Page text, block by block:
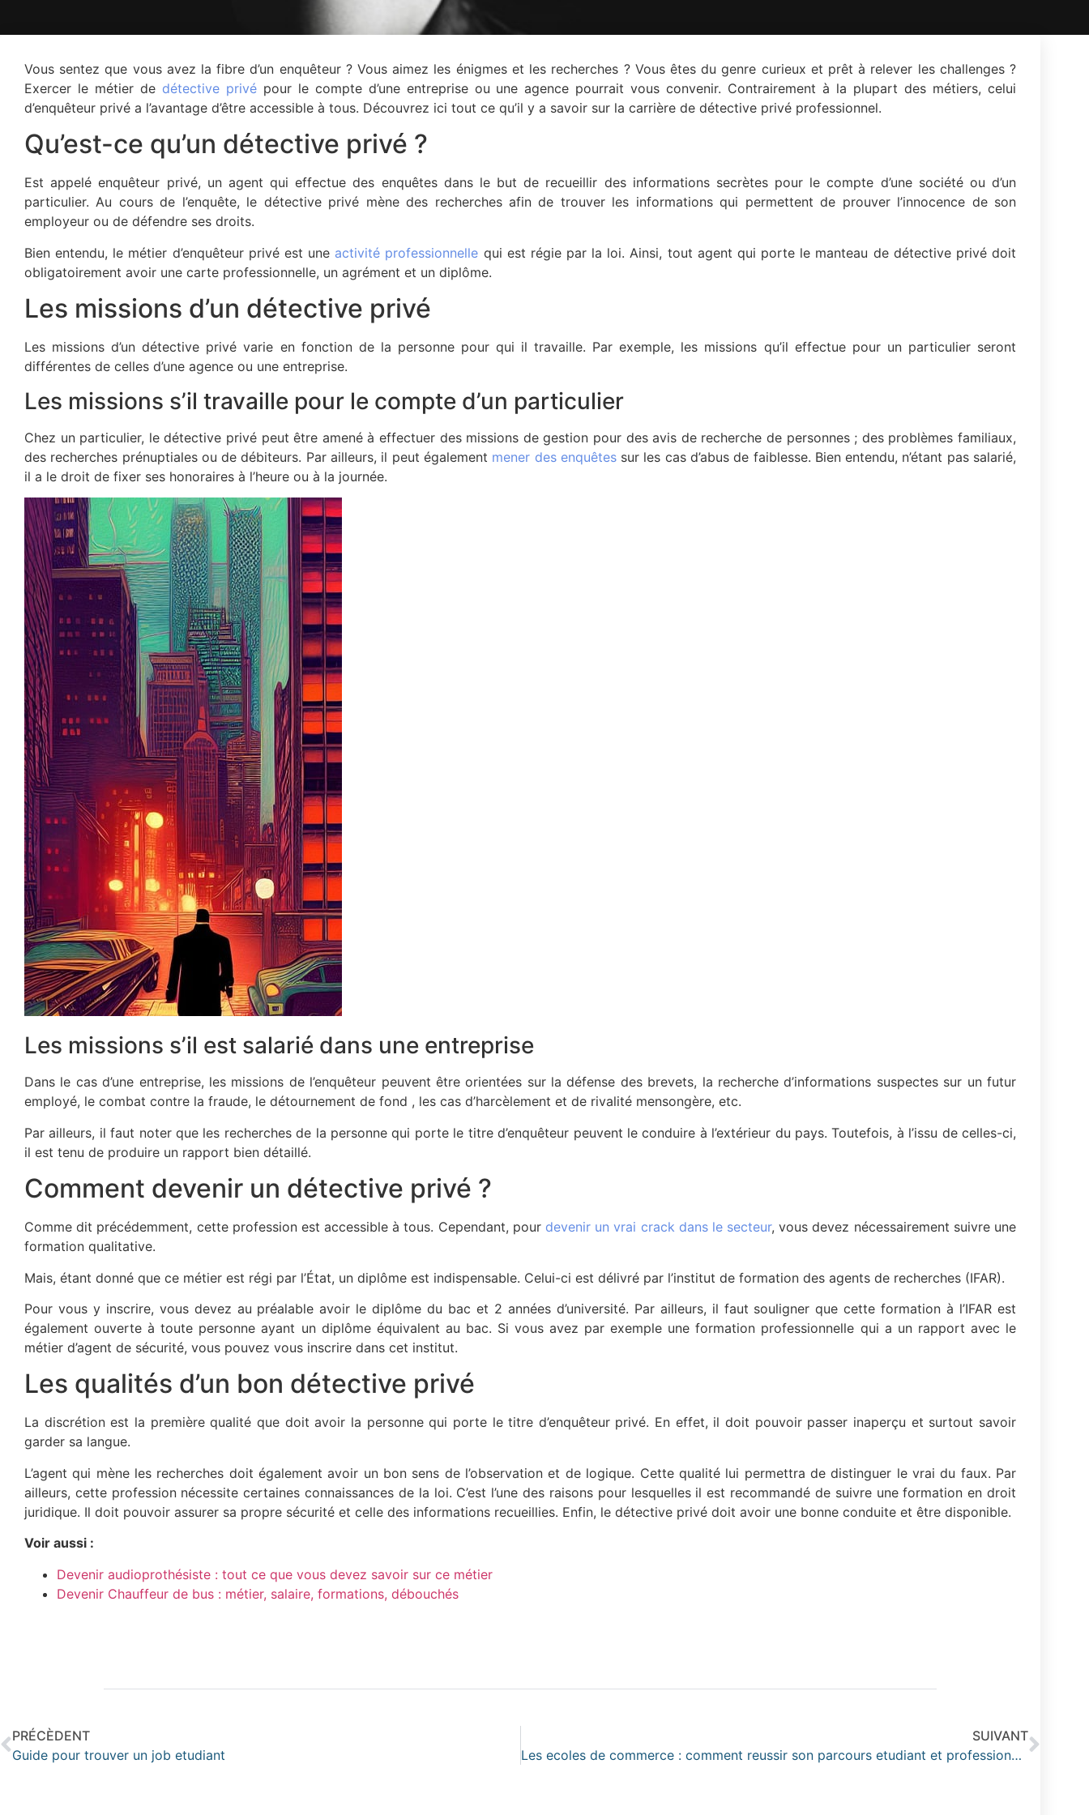
Vous sentez que vous avez la fibre d’un enquêteur ? Vous aimez les énigmes et les recherches ? Vous êtes du genre curieux et prêt à relever les challenges ?
Exercer le métier de détective privépour le compte d’une entreprise ou une agence pourrait vous convenir. Contrairement à la plupart des métiers, celui
d’enquêteur privé a l’avantage d’être accessible à tous. Découvrez ici tout ce qu’il y a savoir sur la carrière de détective privé professionnel.
Qu’est-ce qu’un détective privé ?
Est appelé enquêteur privé, un agent qui effectue des enquêtes dans le but de recueillir des informations secrètes pour le compte d’une société ou d’un
particulier. Au cours de l’enquête, le détective privé mène des recherches afin de trouver les informations qui permettent de prouver l’innocence de son
employeur ou de défendre ses droits.
Bien entendu, le métier d’enquêteur privé est une activité professionnelle qui est régie par la loi. Ainsi, tout agent qui porte le manteau de détective privé doit
obligatoirement avoir une carte professionnelle, un agrément et un diplôme.
Les missions d’un détective privé
Les missions d’un détective privé varie en fonction de la personne pour qui il travaille. Par exemple, les missions qu’il effectue pour un particulier seront
différentes de celles d’une agence ou une entreprise.
Les missions s’il travaille pour le compte d’un particulier
Chez un particulier, le détective privé peut être amené à effectuer des missions de gestion pour des avis de recherche de personnes ; des problèmes familiaux,
des recherches prénuptiales ou de débiteurs. Par ailleurs, il peut également mener des enquêtessur les cas d’abus de faiblesse. Bien entendu, n’étant pas salarié,
il a le droit de fixer ses honoraires à l’heure ou à la journée.
Les missions s’il est salarié dans une entreprise
Dans le cas d’une entreprise, les missions de l’enquêteur peuvent être orientées sur la défense des brevets, la recherche d’informations suspectes sur un futur
employé, le combat contre la fraude, le détournement de fond , les cas d’harcèlement et de rivalité mensongère, etc.
Par ailleurs, il faut noter que les recherches de la personne qui porte le titre d’enquêteur peuvent le conduire à l’extérieur du pays. Toutefois, à l’issu de celles-ci,
il est tenu de produire un rapport bien détaillé.
Comment devenir un détective privé ?
Comme dit précédemment, cette profession est accessible à tous. Cependant, pour devenir un vrai crack dans le secteur, vous devez nécessairement suivre une
formation qualitative.
Mais, étant donné que ce métier est régi par l’État, un diplôme est indispensable. Celui-ci est délivré par l’institut de formation des agents de recherches (IFAR).
Pour vous y inscrire, vous devez au préalable avoir le diplôme du bac et 2 années d’université. Par ailleurs, il faut souligner que cette formation à l’IFAR est
également ouverte à toute personne ayant un diplôme équivalent au bac. Si vous avez par exemple une formation professionnelle qui a un rapport avec le
métier d’agent de sécurité, vous pouvez vous inscrire dans cet institut.
Les qualités d’un bon détective privé
La discrétion est la première qualité que doit avoir la personne qui porte le titre d’enquêteur privé. En effet, il doit pouvoir passer inaperçu et surtout savoir
garder sa langue.
L’agent qui mène les recherches doit également avoir un bon sens de l’observation et de logique. Cette qualité lui permettra de distinguer le vrai du faux. Par
ailleurs, cette profession nécessite certaines connaissances de la loi. C’est l’une des raisons pour lesquelles il est recommandé de suivre une formation en droit
juridique. Il doit pouvoir assurer sa propre sécurité et celle des informations recueillies. Enfin, le détective privé doit avoir une bonne conduite et être disponible.
Voir aussi :
Devenir audioprothésiste : tout ce que vous devez savoir sur ce métier
Devenir Chauffeur de bus : métier, salaire, formations, débouchés
PRÉCÈDENT
Guide pour trouver un job etudiant
SUIVANT
Les ecoles de commerce : comment reussir son parcours etudiant et professionnels